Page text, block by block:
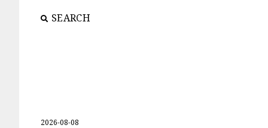
SEARCH
2026-08-08